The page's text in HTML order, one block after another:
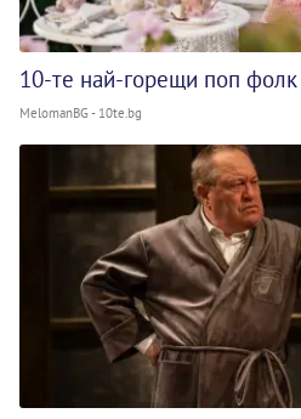
10-те най-горещи поп
MelomanBG - 10te.bg